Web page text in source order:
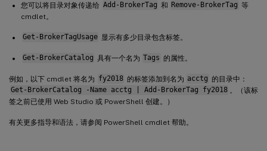
您可以将目录对象传递给 Add-BrokerTag 和 Remove-BrokerTag 等
cmdlet。
Get-BrokerTagUsage 显示有多少目录包含标签。
Get-BrokerCatalog 具有一个名为 Tags 的属性。
例如，以下 cmdlet 将名为 fy2018 的标签添加到名为 acctg 的目录中：
Get-BrokerCatalog -Name acctg | Add-BrokerTag fy2018 。（该标
签之前已使用 Web Studio 或 PowerShell 创建。）
有关更多指导和语法，请参阅 PowerShell cmdlet 帮助。